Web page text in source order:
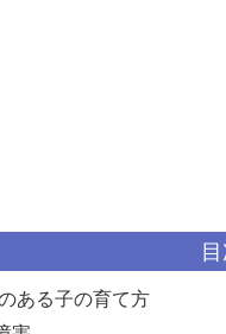
ある子の育て方